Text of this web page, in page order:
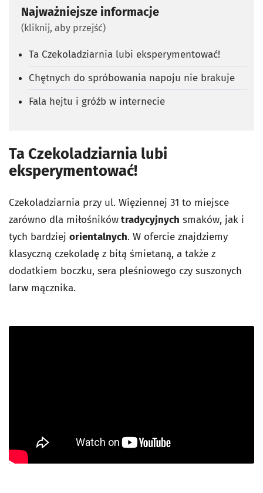
Najważniejsze informacje
(kliknij, aby przejść)
Ta Czekoladziarnia lubi eksperymentować!
Chętnych do spróbowania napoju nie brakuje
Fala hejtu i gróźb w internecie
Ta Czekoladziarnia lubi
eksperymentować!
Czekoladziarnia przy ul. Więziennej 31 to miejsce
zarówno dla miłośnikówtradycyjnych smaków, jak i
tych bardziej orientalnych. W ofercie znajdziemy
klasyczną czekoladę z bitą śmietaną, a także z
dodatkiem boczku, sera pleśniowego czy suszonych
larw mącznika.